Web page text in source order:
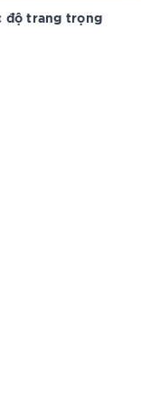
độ trang trọng